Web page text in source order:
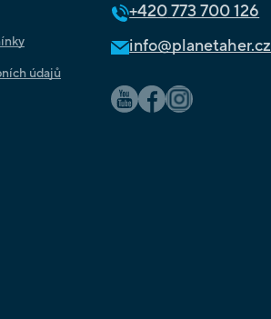
údajů
+420773 700 126
info@planetaher.cz